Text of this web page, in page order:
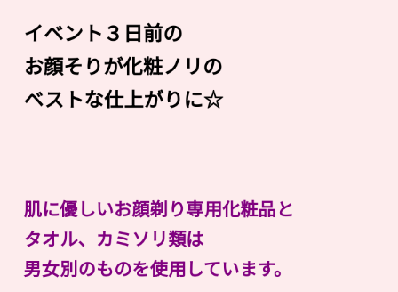
イベント３日前の
お顔そりが化粧ノリの
ベストな仕上がりに☆
肌に優しいお顔剃り専用化粧品と
タオル、カミソリ類は
男女別のものを使用しています。